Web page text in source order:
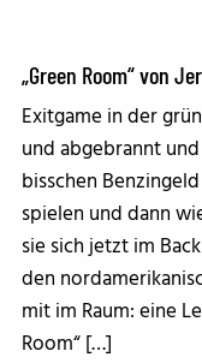
„Green Room“ von
Exitgame in der
und abgebrannt
bisschen
spielen und dann
sie sich jetzt im
den
mit im Raum: eine
Room“ […]